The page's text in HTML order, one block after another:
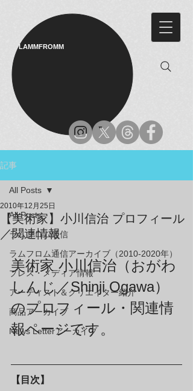
LAMMFROMM​
記事
All Posts
ラムフロム通信
ラムフロム通信アーカイブ（2010-2020年）
プレス・メディア情報
アーティスト＆クリエイター紹介
商品アーカイブ
News Letterアーカイブ
All Posts
【美術家】小川信治 プロフィール
／関連情報
2010年12月25日
美術家 小川信治（おがわ
しんじ／Shinji Ogawa）
のプロフィール・関連情
報ページです。
【目次】